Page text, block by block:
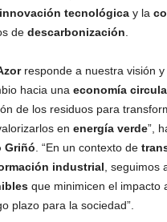
innovación tecnológica y la
de descarbonización
responde a nuestra visión
hacia una economía
de los residuos para
en energía verde”,
Griñó . “En un contexto de
industrial , seguimos
que minimicen el impacto
plazo para la sociedad”.